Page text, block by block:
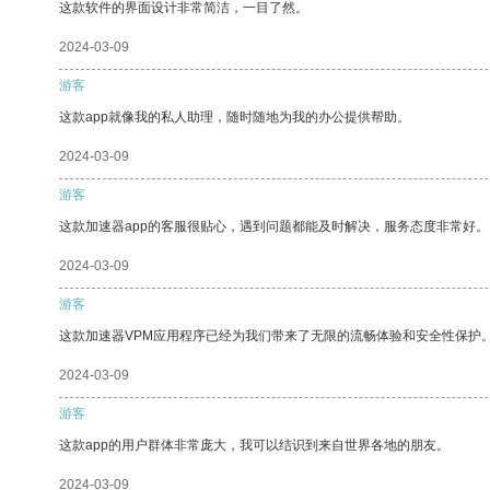
这款软件的界面设计非常简洁，一目了然。
2024-03-09
游客
这款app就像我的私人助理，随时随地为我的办公提供帮助。
2024-03-09
游客
这款加速器app的客服很贴心，遇到问题都能及时解决，服务态度非常好。
2024-03-09
游客
这款加速器VPM应用程序已经为我们带来了无限的流畅体验和安全性保护
2024-03-09
游客
这款app的用户群体非常庞大，我可以结识到来自世界各地的朋友。
2024-03-09